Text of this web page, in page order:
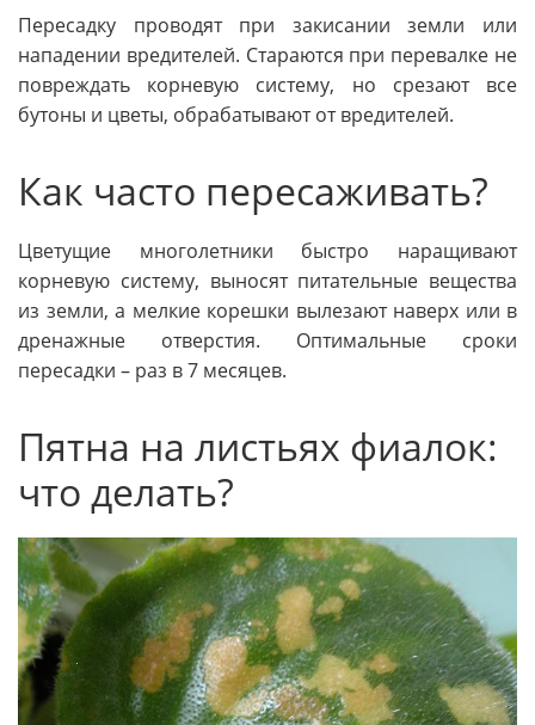
Пересадку проводят при закисании земли или
нападении вредителей. Стараются при перевалке не
повреждать корневую систему, но срезают все
бутоны и цветы, обрабатывают от вредителей.
Как часто пересаживать?
Цветущие многолетники быстро наращивают
корневую систему, выносят питательные вещества
из земли, а мелкие корешки вылезают наверх или в
дренажные отверстия. Оптимальные сроки
пересадки – раз в 7 месяцев.
Пятна на листьях фиалок:
что делать?